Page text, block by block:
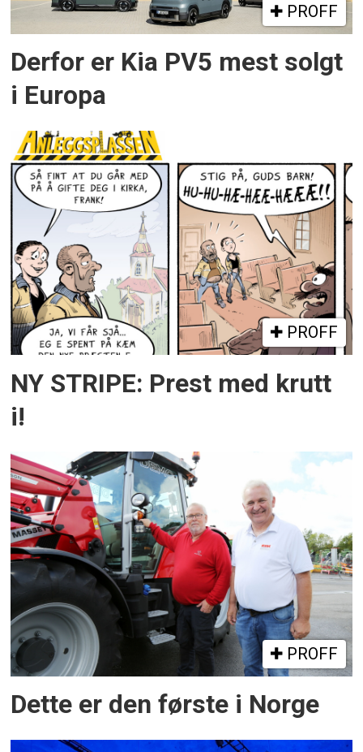
PROFF
Derfor er Kia PV5 mest solgt
i Europa
PROFF
NY STRIPE: Prest med krutt
i!
PROFF
Dette er den første i Norge